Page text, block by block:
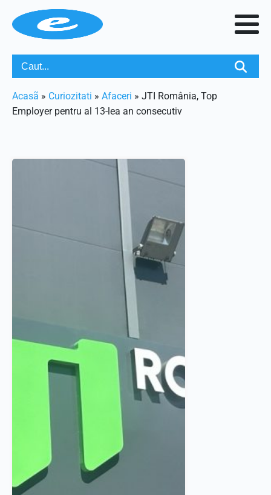
Acasã » Curiozitati » Afaceri » JTI România, Top
Employer pentru al 13-lea an consecutiv